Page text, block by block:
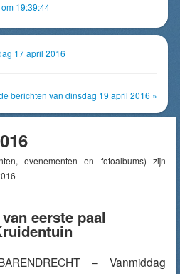
19:39:44
17 april 2016
berichten van dinsdag 19 april 2016 »
evenementen en fotoalbums) zijn
eerste paal
– Vanmiddag